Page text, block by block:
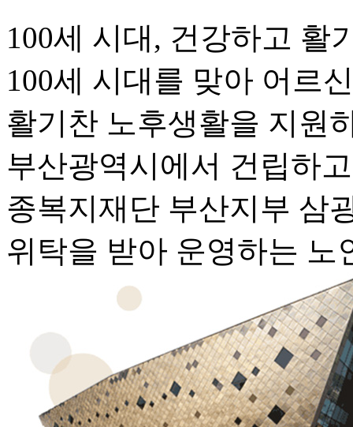
100세 시대, 건강하고 활
100세 시대를 맞아 어르
활기찬 노후생활을 지원
부산광역시에서 건립하
종복지재단 부산지부 삼
위탁을 받아 운영하는 노